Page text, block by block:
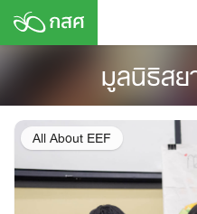
Skip
content
มูลนิธิส
All About EEF